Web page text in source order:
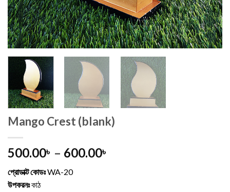
Mango Crest (blank)
500.00৳ – 600.00৳
প্রোডাক্ট কোডঃWA-20
উপকরনঃকাঠ